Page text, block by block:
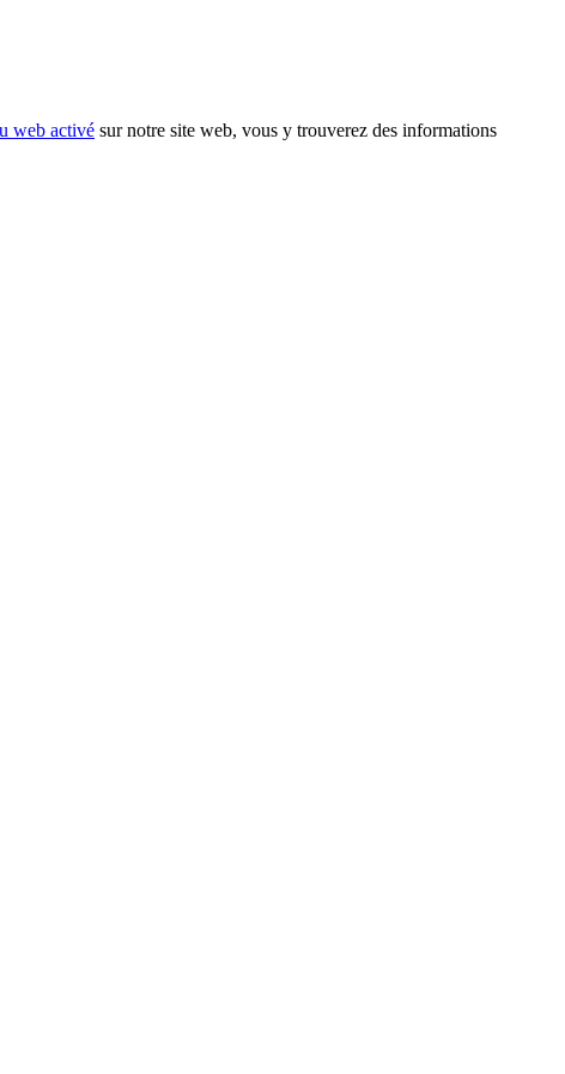
web activé sur notre site web, vous y trouverez des informations